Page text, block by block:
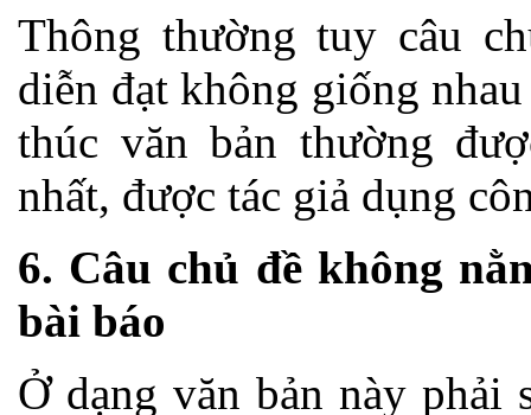
Thông thường tuy câu
diễn đạt không giống
thúc văn bản thường
nhất, được tác giả dụng
6. Câu chủ đề không
bài báo
Ở dạng văn bản này phải